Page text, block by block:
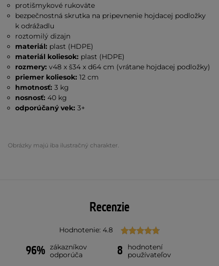
protišmykové rukoväte
bezpečnostná skrutka na pripevnenie hojdacej podložky
k odrážadlu
roztomilý dizajn
materiál: plast (HDPE)
materiál koliesok: plast (HDPE)
rozmery: v48 x š34 x d64 cm (vrátane hojdacej podložky)
priemer koliesok: 12 cm
hmotnosť: 3 kg
nosnosť: 40 kg
odporúčaný vek: 3+
Obrázky majú iba ilustračný charakter.
Recenzie
Hodnotenie: 4.8
96% zákazníkov
odporúča
8
hodnotení
používateľov